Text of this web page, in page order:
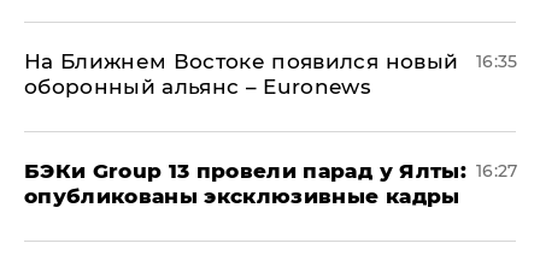
На Ближнем Востоке появился новый
оборонный альянс – Euronews
16:35
​БЭКи Group 13 провели парад у Ялты:
опубликованы эксклюзивные кадры
16:27